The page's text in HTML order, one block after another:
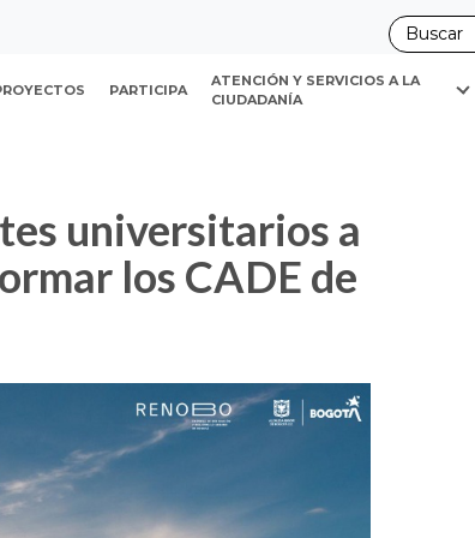
PARTICIPA
ATENCIÓN Y SERVICIOS A LA
CIUDADANÍA
y transformar los CADE de Bogotá
los CADE de